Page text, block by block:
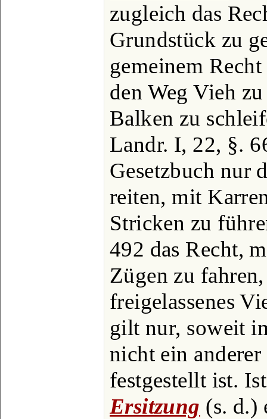
zugleich das
Grundstück zu
gemeinem
den Weg Vieh
Balken zu
Landr. I, 22, §.
Gesetzbuch nur
reiten, mit
Stricken zu
492 das Recht,
Zügen zu
freigelassenes
gilt nur, soweit
nicht ein
festgestellt ist.
Ersitzung (s. d.)